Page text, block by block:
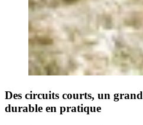
Des circuits courts, un
durable en pratique